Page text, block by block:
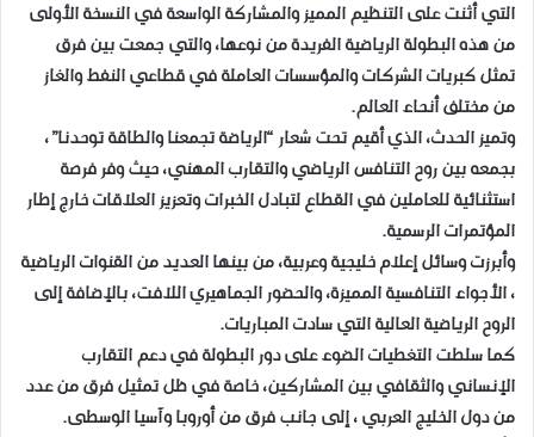
التي أثنت على التنظيم المميز والمشاركة الواسعة في النسخة الأولى
من هذه البطولة الرياضية الفريدة من نوعها، والتي جمعت بين فرق
تمثل كبريات الشركات والمؤسسات العاملة في قطاعي النفط والغاز
من مختلف أنحاء العالم.
وتميز الحدث، الذي أقيم تحت شعار “الرياضة تجمعنا والطاقة توحدنا”،
بجمعه بين روح التنافس الرياضي والتقارب المهني، حيث وفر فرصة
استثنائية للعاملين في القطاع لتبادل الخبرات وتعزيز العلاقات خارج إطار
المؤتمرات الرسمية.
وأبرزت وسائل إعلام خليجية وعربية، من بينها العديد من القنوات الرياضية
، الأجواء التنافسية المميزة، والحضور الجماهيري اللافت، بالإضافة إلى
الروح الرياضية العالية التي سادت المباريات.
كما سلطت التغطيات الضوء على دور البطولة في دعم التقارب
الإنساني والثقافي بين المشاركين، خاصة في ظل تمثيل فرق من عدد
من دول الخليج العربي ، إلى جانب فرق من أوروبا وآسيا الوسطى.